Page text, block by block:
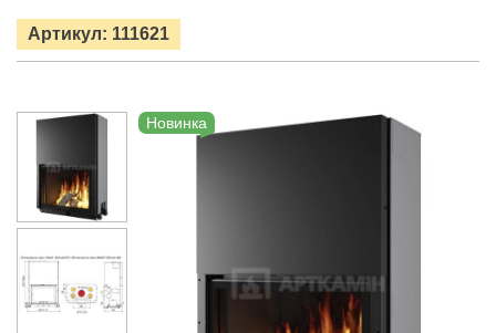
Артикул: 111621
Новинка